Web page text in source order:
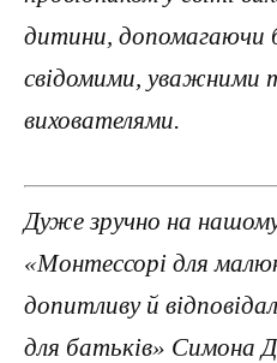
дитини,
свідомими, уважними
вихователями.
Дуже зручно на
«Монтессорі для
допитливу й
для батьків» Симона